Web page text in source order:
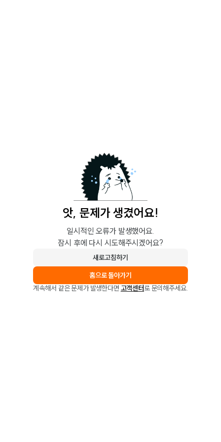
앗, 문제가 생겼어요!
일시적인 오류가 발생했어요.
잠시 후에 다시 시도해주시겠어요?
새로고침하기
홈으로 돌아가기
계속해서 같은 문제가 발생한다면 고객센터로 문의해주세요.